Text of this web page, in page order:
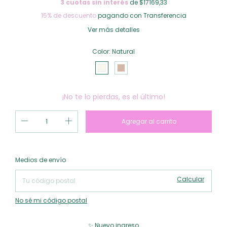
3 cuotas sin interésde $17169,33
15% de descuentopagando con Transferencia
Ver más detalles
Color: Natural
¡No te lo pierdas, es el último!
Entregas para el CP:
Medios de envío
Calcular
No sé mi código postal
✨ Nuevo ingreso